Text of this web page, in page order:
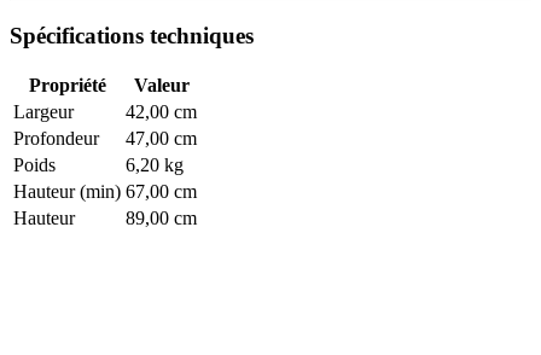
Spécifications techniques
Propriété
Valeur
Largeur
42,00 cm
Profondeur
47,00 cm
Poids
6,20 kg
Hauteur (min) 67,00 cm
Hauteur
89,00 cm